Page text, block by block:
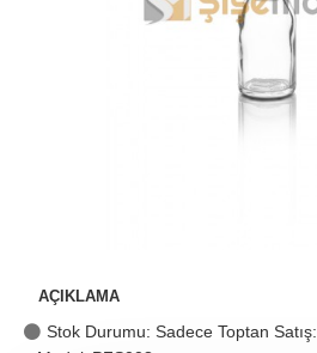
AÇIKLAMA
Stok Durumu: Sadece Toptan Satış: